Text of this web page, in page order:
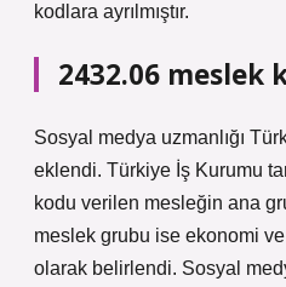
kodlara ayrılmıştır.
2432.06 meslek
Sosyal medya uzmanlığı
eklendi. Türkiye İş Kurumu
kodu verilen mesleğin ana
meslek grubu ise ekonomi
olarak belirlendi. Sosyal